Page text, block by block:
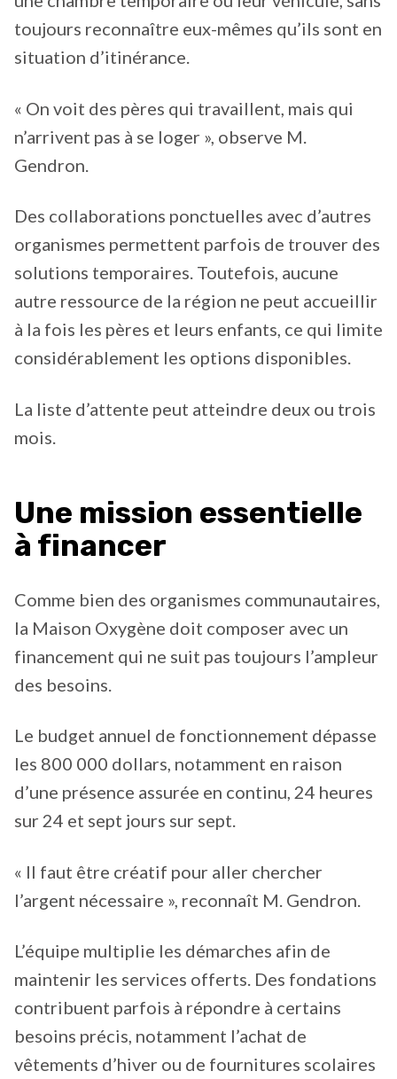
toujours reconnaître eux-mêmes qu’ils sont en
situation d’itinérance.
« On voit des pères qui travaillent, mais qui
n’arrivent pas à se loger », observe M.
Gendron.
Des collaborations ponctuelles avec d’autres
organismes permettent parfois de trouver des
solutions temporaires. Toutefois, aucune
autre ressource de la région ne peut accueillir
à la fois les pères et leurs enfants, ce qui limite
considérablement les options disponibles.
La liste d’attente peut atteindre deux ou trois
mois.
Une mission essentielle
à financer
Comme bien des organismes communautaires,
la Maison Oxygène doit composer avec un
financement qui ne suit pas toujours l’ampleur
des besoins.
Le budget annuel de fonctionnement dépasse
les 800 000 dollars, notamment en raison
d’une présence assurée en continu, 24 heures
sur 24 et sept jours sur sept.
« Il faut être créatif pour aller chercher
l’argent nécessaire », reconnaît M. Gendron.
L’équipe multiplie les démarches afin de
maintenir les services offerts. Des fondations
contribuent parfois à répondre à certains
besoins précis, notamment l’achat de
vêtements d’hiver ou de fournitures scolaires